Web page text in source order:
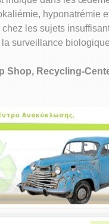
hyponatrémie
les sujets
surveillance
Shop, Recycling-